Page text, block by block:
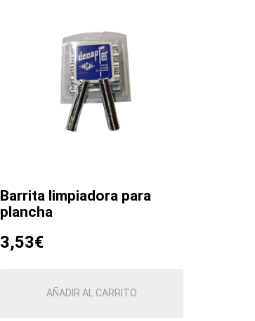
Barrita limpiadora para
plancha
3,53€
AÑADIR AL CARRITO